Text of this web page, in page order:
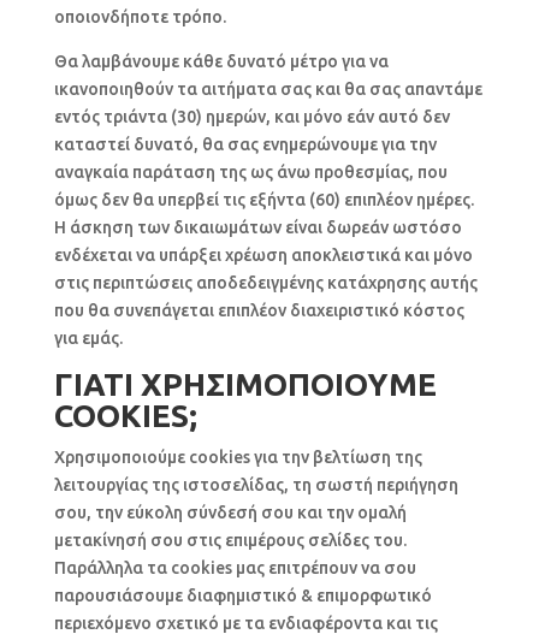
οποιονδήποτε τρόπο.
Θα λαμβάνουμε κάθε δυνατό μέτρο για να
ικανοποιηθούν τα αιτήματα σας και θα σας απαντάμε
εντός τριάντα (30) ημερών, και μόνο εάν αυτό δεν
καταστεί δυνατό, θα σας ενημερώνουμε για την
αναγκαία παράταση της ως άνω προθεσμίας, που
όμως δεν θα υπερβεί τις εξήντα (60) επιπλέον ημέρες.
Η άσκηση των δικαιωμάτων είναι δωρεάν ωστόσο
ενδέχεται να υπάρξει χρέωση αποκλειστικά και μόνο
στις περιπτώσεις αποδεδειγμένης κατάχρησης αυτής
που θα συνεπάγεται επιπλέον διαχειριστικό κόστος
για εμάς.
ΓΙΑΤΙ ΧΡΗΣΙΜΟΠΟΙΟΥΜΕ
COOKIES;
Χρησιμοποιούμε cookies για την βελτίωση της
λειτουργίας της ιστοσελίδας, τη σωστή περιήγηση
σου, την εύκολη σύνδεσή σου και την ομαλή
μετακίνησή σου στις επιμέρους σελίδες του.
Παράλληλα τα cookies μας επιτρέπουν να σου
παρουσιάσουμε διαφημιστικό & επιμορφωτικό
περιεχόμενο σχετικό με τα ενδιαφέροντα και τις